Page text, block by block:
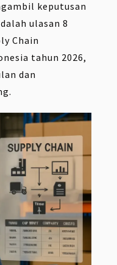
keputusan
ulasan 8
Chain
tahun 2026,
dan